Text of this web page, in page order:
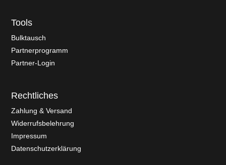
Tools
Bulktausch
Partnerprogramm
Partner-Login
Rechtliches
Zahlung & Versand
Widerrufsbelehrung
Impressum
Datenschutzerklärung